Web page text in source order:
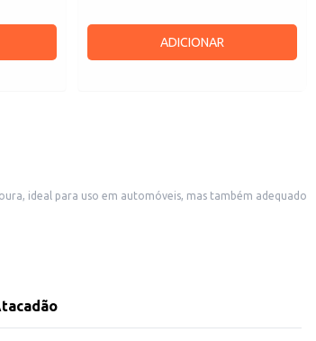
ADICIONAR
Sua praticidade e aroma agradável contribuem para